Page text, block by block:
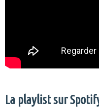
La playlist sur